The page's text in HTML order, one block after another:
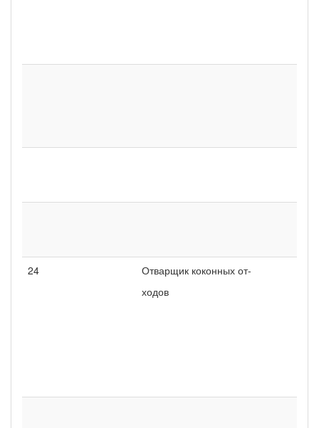
24
Отварщик коконных от-
ходов